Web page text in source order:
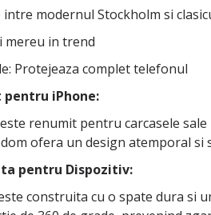
intre modernul Stockholm si
mereu in trend
Protejeaza complet telefonul
pentru iPhone:
renumit pentru carcasele
ofera un design atemporal
pentru Dispozitiv:
construita cu o spate dura